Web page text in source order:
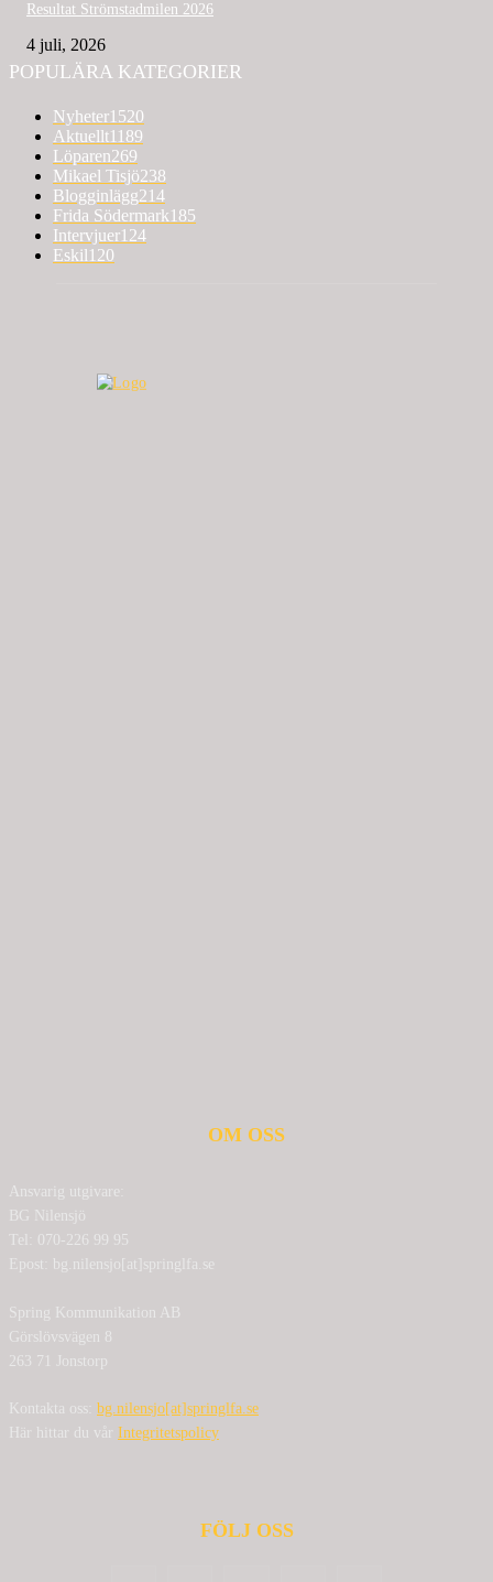
Resultat Strömstadmilen 2026
4 juli, 2026
POPULÄRA KATEGORIER
Nyheter1520
Aktuellt1189
Löparen269
Mikael Tisjö238
Blogginlägg214
Frida Södermark185
Intervjuer124
Eskil120
OM OSS
Ansvarig utgivare:
BG Nilensjö
Tel: 070-226 99 95
Epost: bg.nilensjo[at]springlfa.se
Spring Kommunikation AB
Görslövsvägen 8
263 71 Jonstorp
Kontakta oss: bg.nilensjo[at]springlfa.se
Här hittar du vår Integritetspolicy
FÖLJ OSS